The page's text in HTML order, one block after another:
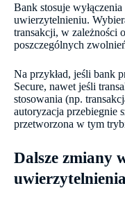
Bank stosuje
uwierzytelnieniu.
transakcji, w zależności
poszczególnych
Na przykład, jeśli bank
Secure, nawet jeśli
stosowania (np.
autoryzacja przebiegnie
przetworzona w tym
Dalsze zmiany
uwierzytelnienia